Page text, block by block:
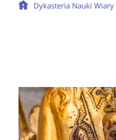
Dykasteria Nauki Wiary